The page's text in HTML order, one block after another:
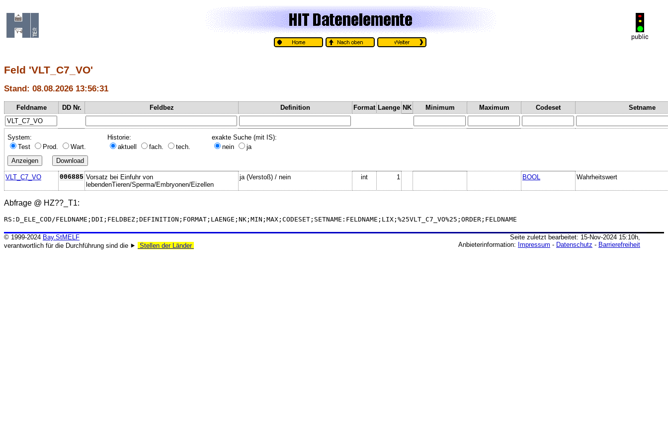
Feld 'VLT_C7_VO'
Stand: 08.08.2026 13:56:31
Feldname DD Nr. Feldbez Definition Format Laenge NK Minimum Maximum Codeset Setname
System:
Test
Prod. Wart.
Historie:
aktuell
fach. tech.
exakte Suche (mit IS):
nein
ja
VLT_C7_VO 006885 Vorsatz bei Einfuhr von
lebendenTieren/Sperma/Embryonen/Eizellen
ja (Verstoß) / nein int 1 BOOL Wahrheitswert
Abfrage @ HZ??_T1:
RS:D_ELE_COD/FELDNAME;DDI;FELDBEZ;DEFINITION;FORMAT;LAENGE;NK;MIN;MAX;CODESET;SETNAME:FELDNAME;LIX;%25VLT_C7_VO%25;ORDER;FELDNAME
Seite zuletzt bearbeitet: 15-Nov-2024 15:10h,
Anbieterinformation: Impressum - Datenschutz - Barrierefreiheit
© 1999-2024 Bay.StMELF
verantwortlich für die Durchführung sind die ⯈
Stellen der Länder